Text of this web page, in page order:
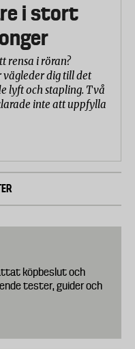
i stort
rensa i röran?
dig till det
lyft och stapling. Två
inte att uppfylla
köpbeslut och
tester, guider och